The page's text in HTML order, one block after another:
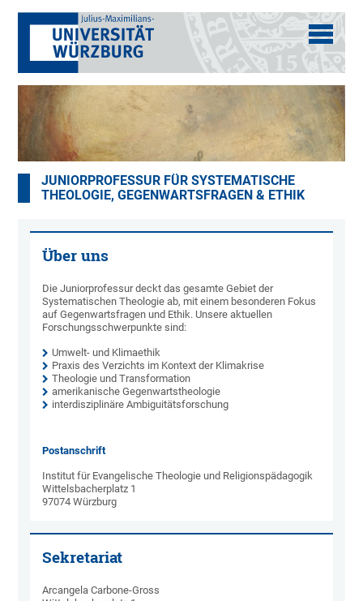
JUNIORPROFESSUR FÜR SYSTEMATISCHE
THEOLOGIE, GEGENWARTSFRAGEN & ETHIK
Über uns
Die Juniorprofessur deckt das gesamte Gebiet der
Systematischen Theologie ab, mit einem besonderen Fokus
auf Gegenwartsfragen und Ethik. Unsere aktuellen
Forschungsschwerpunkte sind:
Umwelt- und Klimaethik
Praxis des Verzichts im Kontext der Klimakrise
Theologie und Transformation
amerikanische Gegenwartstheologie
interdisziplinäre Ambiguitätsforschung
Postanschrift
Institut für Evangelische Theologie und Religionspädagogik
Wittelsbacherplatz 1
97074 Würzburg
Sekretariat
Arcangela Carbone-Gross